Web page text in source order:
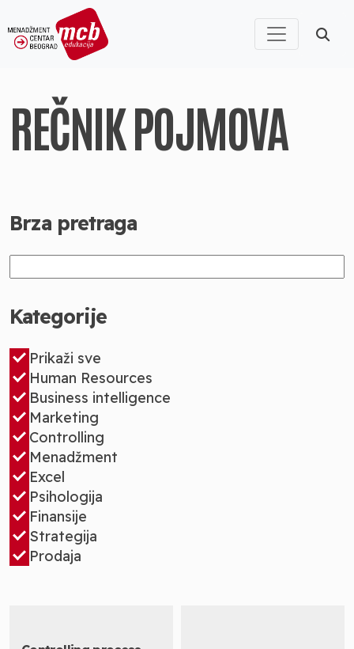
REČNIK POJMOVA
Brza pretraga
Kategorije
Prikaži sve
Human Resources
Business intelligence
Marketing
Controlling
Menadžment
Excel
Psihologija
Finansije
Strategija
Prodaja